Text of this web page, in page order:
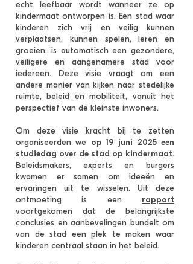
echt leefbaar wordt wanneer ze op
kindermaat ontworpen is. Een stad waar
kinderen zich vrij en veilig kunnen
verplaatsen, kunnen spelen, leren en
groeien, is automatisch een gezondere,
veiligere en aangenamere stad voor
iedereen. Deze visie vraagt om een
andere manier van kijken naar stedelijke
ruimte, beleid en mobiliteit, vanuit het
perspectief van de kleinste inwoners.
Om deze visie kracht bij te zetten
organiseerden we op 19 juni 2025 een
studiedag over de stad op kindermaat.
Beleidsmakers, experts en burgers
kwamen er samen om ideeën en
ervaringen uit te wisselen. Uit deze
ontmoeting is een rapport
voortgekomen dat de belangrijkste
conclusies en aanbevelingen bundelt om
van de stad een plek te maken waar
kinderen centraal staan in het beleid.